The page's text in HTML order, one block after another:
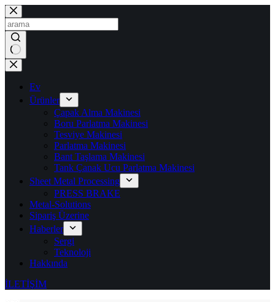
İçeriğe
geç
Sonuç
yok
Ev
Ürünler
Çapak Alma Makinesi
Boru Parlatma Makinesi
Tesviye Makinesi
Parlatma Makinesi
Bant Taşlama Makinesi
Tank Çanak Ucu Parlatma Makinesi
Sheet Metal Processing
PRESS BRAKE
Metal-Solutions
Sipariş Üzerine
Haberler
Sergi
Teknoloji
Hakkında
İLETİŞİM